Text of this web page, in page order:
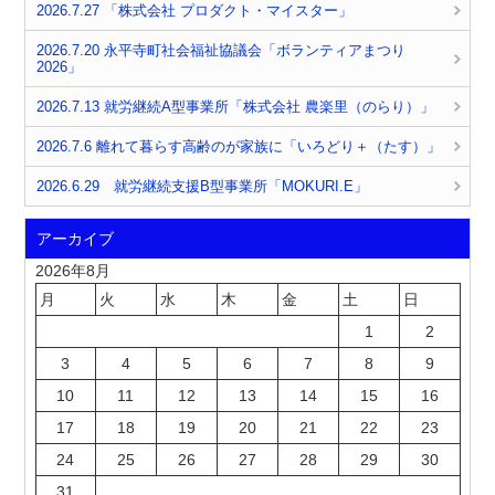
2026.7.27 「株式会社 プロダクト・マイスター」
2026.7.20 永平寺町社会福祉協議会「ボランティアまつり
2026」
2026.7.13 就労継続A型事業所「株式会社 農楽里（のらり）」
2026.7.6 離れて暮らす高齢のが家族に「いろどり＋（たす）」
2026.6.29 就労継続支援B型事業所「MOKURI.E」
アーカイブ
2026年8月
月
火 水 木 金 土
日
1
2
3
4 5 6 7 8
9
10
11 12 13 14 15
16
17
18 19 20 21 22
23
24
25 26 27 28 29
30
31